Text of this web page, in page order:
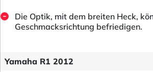
Die Optik, mit dem breiten Heck,
Geschmacksrichtung befriedigen.
Yamaha R1 2012